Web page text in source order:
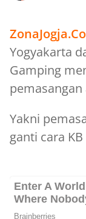
Yogyakarta
Gamping
pemasangan
Yakni
ganti cara